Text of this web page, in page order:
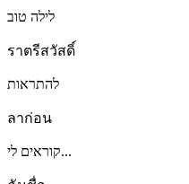
לילה טוב
ราตรีสวัสดิ์
להתראות
ลาก่อน
קוראים לי...